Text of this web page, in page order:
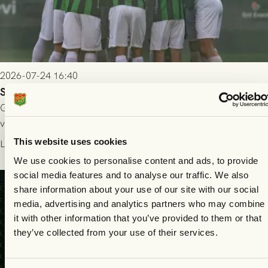
This website uses cookies
We use cookies to personalise content and ads, to provide
social media features and to analyse our traffic. We also
share information about your use of our site with our social
media, advertising and analytics partners who may combine
it with other information that you’ve provided to them or that
they’ve collected from your use of their services.
2026-07-24 16:40
Seger i första kvalmatchen mot FC Nordsjælland
GAIS dominerade i första halvlek och skapade fler chanser,
välförtjänt fick de in ett ledningsmål strax innan halvtid. Efter
halvtidsvilan sjönk tempot när Nordsjälland tilläts ha mer av
bollen, men GAIS försvarade sig disciplinerat och säkrade en
seger! Matchfoto: Mikael Josefsson & Lasse Ekström
Läs mer